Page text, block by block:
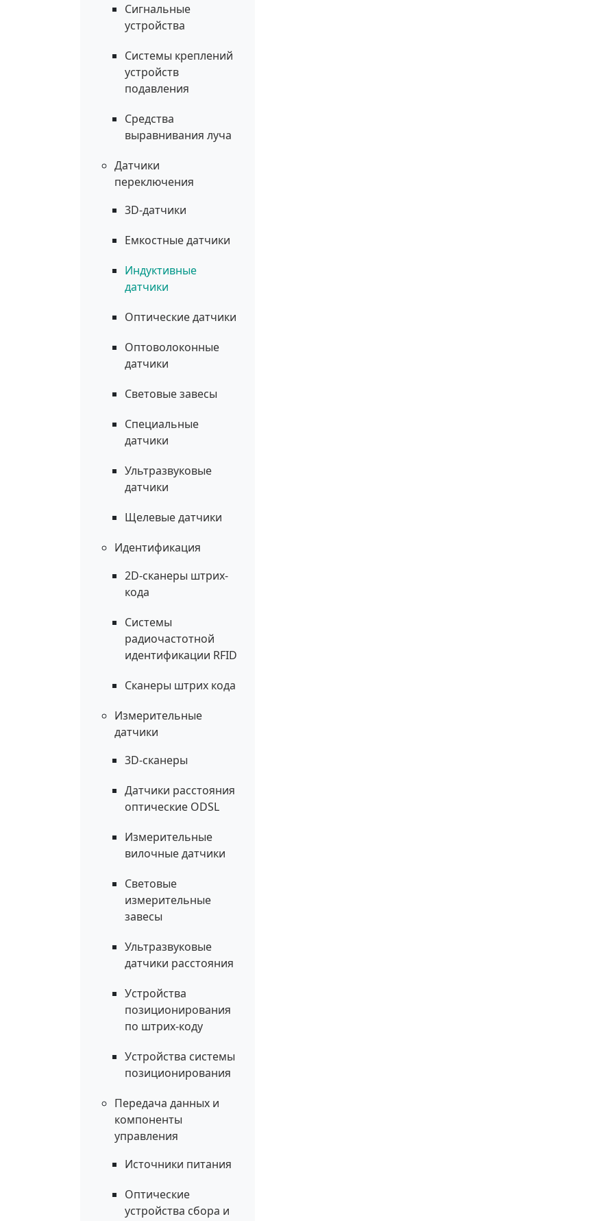
Сигнальные
устройства
Системы креплений
устройств
подавления
Средства
выравнивания луча
Датчики
переключения
3D-датчики
Емкостные датчики
Индуктивные
датчики
Оптические датчики
Оптоволоконные
датчики
Световые завесы
Специальные
датчики
Ультразвуковые
датчики
Щелевые датчики
Идентификация
2D-сканеры штрих-
кода
Системы
радиочастотной
идентификации RFID
Сканеры штрих кода
Измерительные
датчики
3D-сканеры
Датчики расстояния
оптические ODSL
Измерительные
вилочные датчики
Световые
измерительные
завесы
Ультразвуковые
датчики расстояния
Устройства
позиционирования
по штрих-коду
Устройства системы
позиционирования
Передача данных и
компоненты
управления
Источники питания
Оптические
устройства сбора и